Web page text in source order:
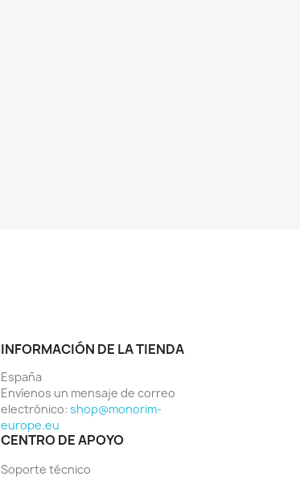
INFORMACIÓN DE LA TIENDA
España
Envíenos un mensaje de correo
electrónico: shop@monorim-
europe.eu
CENTRO DE APOYO
Soporte técnico